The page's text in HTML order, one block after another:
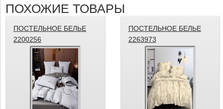
ПОХОЖИЕ ТОВАРЫ
ПОСТЕЛЬНОЕ БЕЛЬЕ
2200256
ПОСТЕЛЬНОЕ БЕЛЬЕ
2263973